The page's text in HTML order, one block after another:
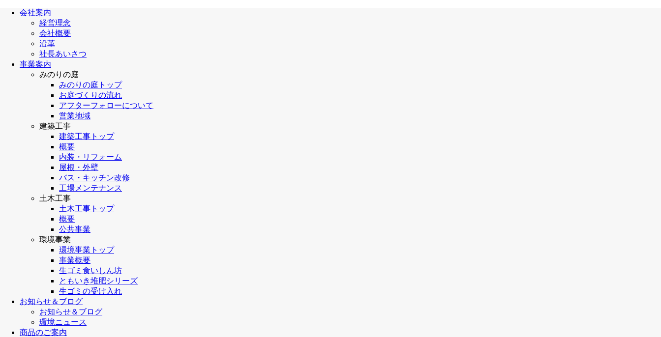
会社案内
経営理念
会社概要
沿革
社長あいさつ
事業案内
みのりの庭
みのりの庭トップ
お庭づくりの流れ
アフターフォローについて
営業地域
建築工事
建築工事トップ
概要
内装・リフォーム
屋根・外壁
バス・キッチン改修
工場メンテナンス
土木工事
土木工事トップ
概要
公共事業
環境事業
環境事業トップ
事業概要
生ゴミ食いしん坊
ともいき堆肥シリーズ
生ゴミの受け入れ
お知らせ＆ブログ
お知らせ＆ブログ
環境ニュース
商品のご案内